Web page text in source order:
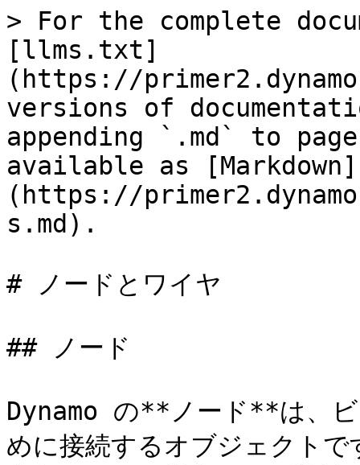
> For the complete
[llms.txt]
(https://
versions of
appending `.md` to
available as [Markdown]
(https://
s.md).
# ノードとワイヤ
## ノード
Dynamo の**ノード**は、
めに接続するオブジェクト